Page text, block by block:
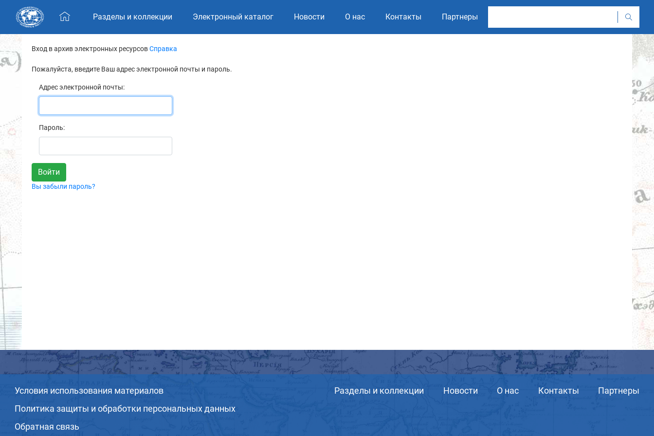
Skip navigation
Разделы и коллекции Электронный каталог Новости О нас Контакты Партнеры
Вход в архив электронных ресурсовСправка
Пожалуйста, введите Ваш адрес электронной почты и пароль.
Адрес электронной почты:
Пароль:
Вы забыли пароль?
Условия использования материалов
Политика защиты и обработки персональных данных
Обратная связь
Разделы и коллекции Новости О нас Контакты Партнеры